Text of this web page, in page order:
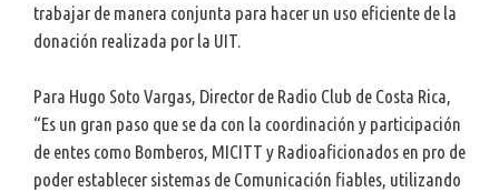
trabajar de manera conjunta para hacer un uso eficiente de la
donación realizada por la UIT.
Para Hugo Soto Vargas, Director de Radio Club de Costa Rica,
“Es un gran paso que se da con la coordinación y participación
de entes como Bomberos, MICITT y Radioaficionados en pro de
poder establecer sistemas de Comunicación fiables, utilizando